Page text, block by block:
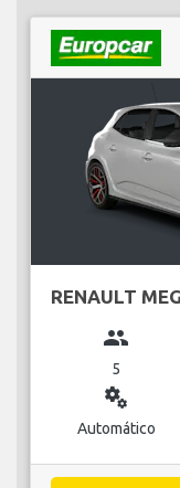
RENAULT
group
5
miscellaneous_services
Automático